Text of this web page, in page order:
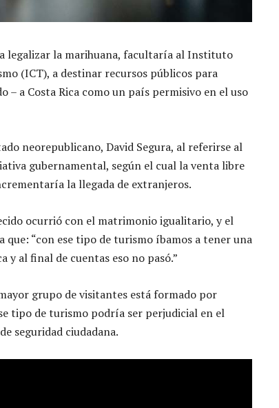
legalizar la marihuana, facultaría al Instituto
(ICT), a destinar recursos públicos para
– a Costa Rica como un país permisivo en el uso
neorepublicano, David Segura, al referirse al
gubernamental, según el cual la venta libre
la llegada de extranjeros.
ocurrió con el matrimonio igualitario, y el
que: “con ese tipo de turismo íbamos a tener una
y al final de cuentas eso no pasó.”
grupo de visitantes está formado por
tipo de turismo podría ser perjudicial en el
seguridad ciudadana.